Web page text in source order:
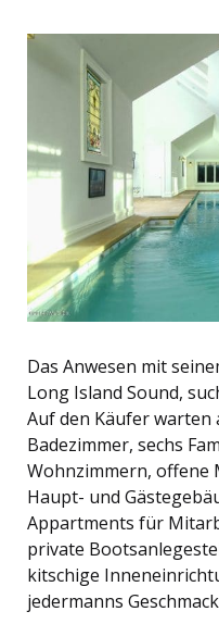
Das Anwesen mit
Long Island Sound,
Auf den Käufer warten
Badezimmer, sechs
Wohnzimmern, offene
Haupt- und
Appartments für
private
kitschige
jedermanns